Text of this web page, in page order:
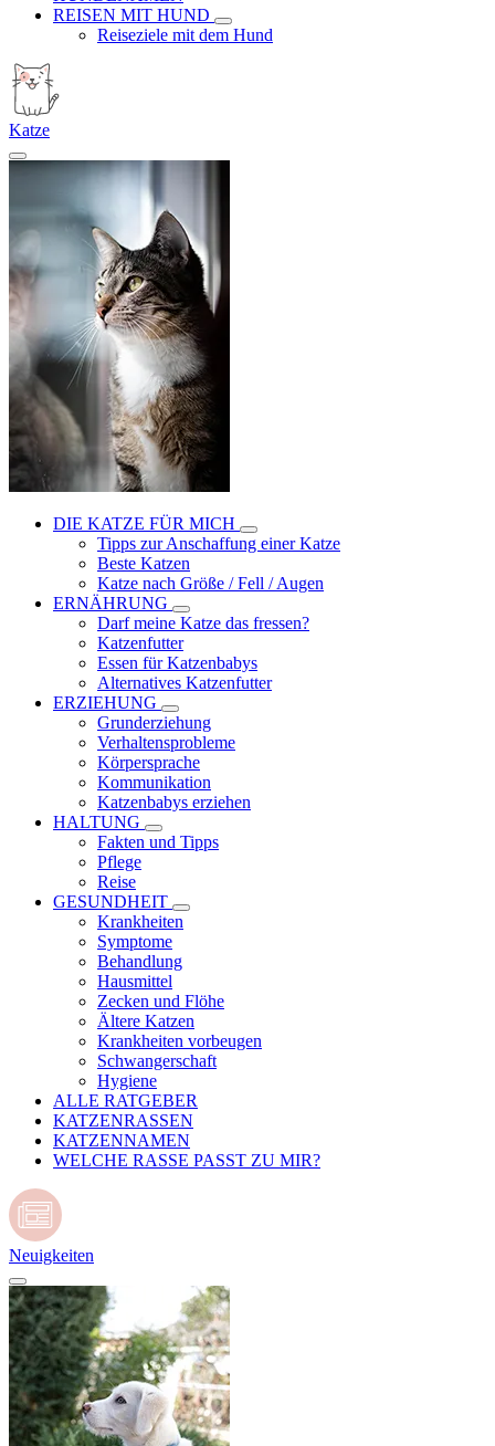
REISEN MIT HUND
Reiseziele mit dem Hund
Katze
DIE KATZE FÜR MICH
Tipps zur Anschaffung einer Katze
Beste Katzen
Katze nach Größe / Fell / Augen
ERNÄHRUNG
Darf meine Katze das fressen?
Katzenfutter
Essen für Katzenbabys
Alternatives Katzenfutter
ERZIEHUNG
Grunderziehung
Verhaltensprobleme
Körpersprache
Kommunikation
Katzenbabys erziehen
HALTUNG
Fakten und Tipps
Pflege
Reise
GESUNDHEIT
Krankheiten
Symptome
Behandlung
Hausmittel
Zecken und Flöhe
Ältere Katzen
Krankheiten vorbeugen
Schwangerschaft
Hygiene
ALLE RATGEBER
KATZENRASSEN
KATZENNAMEN
WELCHE RASSE PASST ZU MIR?
Neuigkeiten